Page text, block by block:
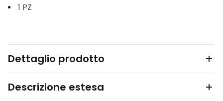
1 PZ
Dettaglio prodotto
Descrizione estesa